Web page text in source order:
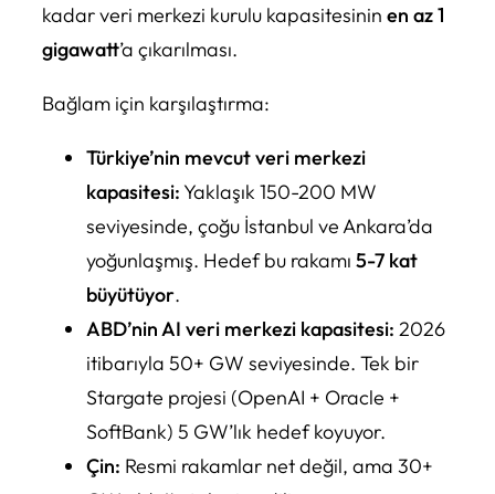
kadar veri merkezi kurulu kapasitesinin en az 1
gigawatt’a çıkarılması.
Bağlam için karşılaştırma:
Türkiye’nin mevcut veri merkezi
kapasitesi:Yaklaşık 150-200 MW
seviyesinde, çoğu İstanbul ve Ankara’da
yoğunlaşmış. Hedef bu rakamı 5-7 kat
büyütüyor.
ABD’nin AI veri merkezi kapasitesi: 2026
itibarıyla 50+ GW seviyesinde. Tek bir
Stargate projesi (OpenAI + Oracle +
SoftBank) 5 GW’lık hedef koyuyor.
Çin: Resmi rakamlar net değil, ama 30+